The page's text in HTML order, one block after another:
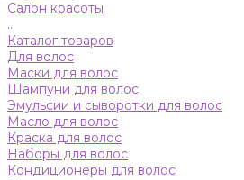
Салон красоты
...
Каталог товаров
Для волос
Маски для волос
Шампуни для волос
Эмульсии и сыворотки для волос
Масло для волос
Краска для волос
Наборы для волос
Кондиционеры для волос